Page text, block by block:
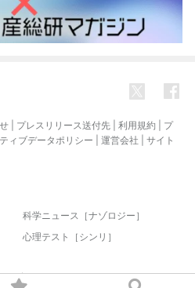
プレスリリース送付先 利用規約
プ
ィブデータポリシー 運営会社
サイト
科学ニュース［ナゾロジー］
心理テスト［シンリ］